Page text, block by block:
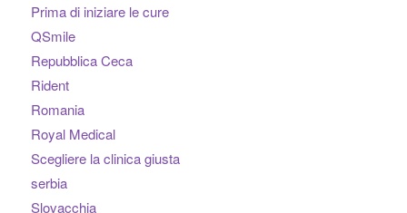
Prima di iniziare le cure
QSmile
Repubblica Ceca
Rident
Romania
Royal Medical
Scegliere la clinica giusta
serbia
Slovacchia